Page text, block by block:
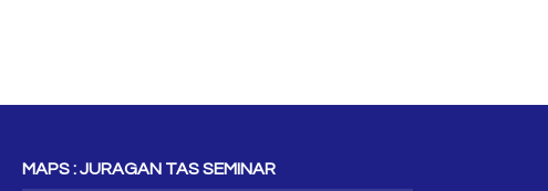
MAPS : JURAGAN TAS SEMINAR